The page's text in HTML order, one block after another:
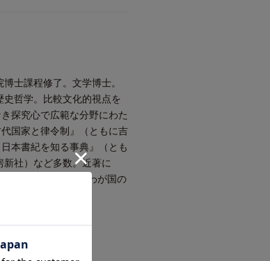
士課程修了。文学博士。
哲学。比較文化的視点を
探究心で広範な分野にわた
国家と律令制』（ともに吉
本書紀を知る事典』（とも
社）など多数。近著に
神道と日本神話 「わが国の
る。